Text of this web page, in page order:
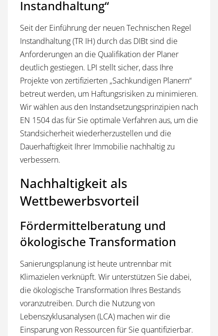
Instandhaltung“
Seit der Einführung der neuen Technischen Regel
Instandhaltung (TR IH) durch das DIBt sind die
Anforderungen an die Qualifikation der Planer
deutlich gestiegen. LPI stellt sicher, dass Ihre
Projekte von zertifizierten „Sachkundigen Planern“
betreut werden, um Haftungsrisiken zu minimieren.
Wir wählen aus den Instandsetzungsprinzipien nach
EN 1504 das für Sie optimale Verfahren aus, um die
Standsicherheit wiederherzustellen und die
Dauerhaftigkeit Ihrer Immobilie nachhaltig zu
verbessern.
Nachhaltigkeit als
Wettbewerbsvorteil
Fördermittelberatung und
ökologische Transformation
Sanierungsplanung ist heute untrennbar mit
Klimazielen verknüpft. Wir unterstützen Sie dabei,
die ökologische Transformation Ihres Bestands
voranzutreiben. Durch die Nutzung von
Lebenszyklusanalysen (LCA) machen wir die
Einsparung von Ressourcen für Sie quantifizierbar.